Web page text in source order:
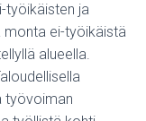
työikäisten ja
monta ei-työikäistä
alueella.
työvoiman